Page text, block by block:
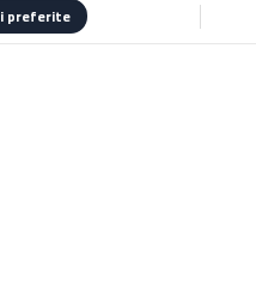
preferite